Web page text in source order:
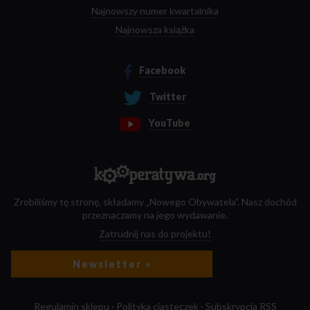
Najnowszy numer kwartalnika
Najnowsza książka
Facebook
Twitter
YouTube
Zrobiliśmy tę stronę, składamy „Nowego Obywatela”. Nasz dochód
przeznaczamy na jego wydawanie.
Zatrudnij nas do projektu!
Newsletter »
Regulamin sklepu · Polityka ciasteczek · Subskrypcja RSS